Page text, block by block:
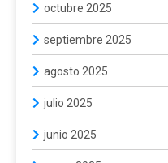
octubre 2025
septiembre 2025
agosto 2025
julio 2025
junio 2025